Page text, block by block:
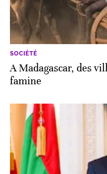
SOCIÉTÉ
A Madagascar, des
famine